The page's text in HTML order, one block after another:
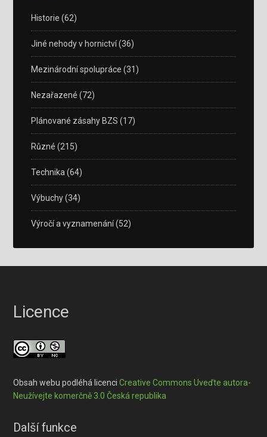
Historie (62)
Jiné nehody v hornictví(36)
Mezinárodní spolupráce (31)
Nezařazené (72)
Plánované zásahy BZS (17)
Různé (215)
Technika (64)
Výbuchy(34)
Výročí a vyznamenání(52)
Licence
Obsah webu podléhá licenciCreative Commons Uveďte autora-
Neužívejte komerčně 3.0 Česká republika
Další funkce